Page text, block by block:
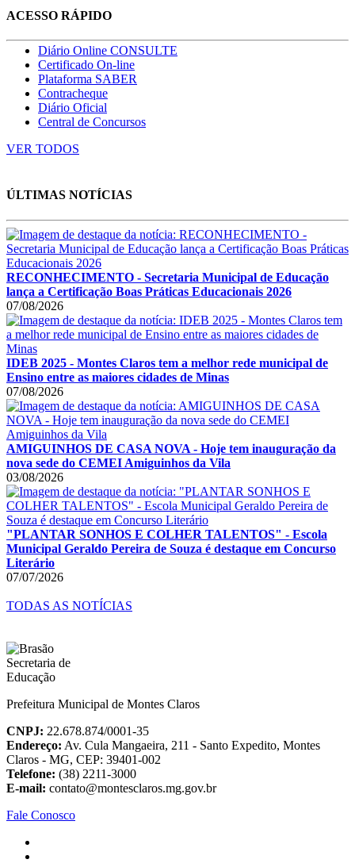
ACESSO RÁPIDO
Diário Online CONSULTE
Certificado On-line
Plataforma SABER
Contracheque
Diário Oficial
Central de Concursos
VER TODOS
ÚLTIMAS NOTÍCIAS
RECONHECIMENTO - Secretaria Municipal de Educação
lança a Certificação Boas Práticas Educacionais 2026
07/08/2026
IDEB 2025 - Montes Claros tem a melhor rede municipal de
Ensino entre as maiores cidades de Minas
07/08/2026
AMIGUINHOS DE CASA NOVA - Hoje tem inauguração da
nova sede do CEMEI Amiguinhos da Vila
03/08/2026
"PLANTAR SONHOS E COLHER TALENTOS" - Escola
Municipal Geraldo Pereira de Souza é destaque em Concurso
Literário
07/07/2026
TODAS AS NOTÍCIAS
Prefeitura Municipal de Montes Claros
CNPJ: 22.678.874/0001-35
Endereço: Av. Cula Mangaeira, 211 - Santo Expedito, Montes
Claros - MG, CEP: 39401-002
Telefone: (38) 2211-3000
E-mail: contato@montesclaros.mg.gov.br
Fale Conosco